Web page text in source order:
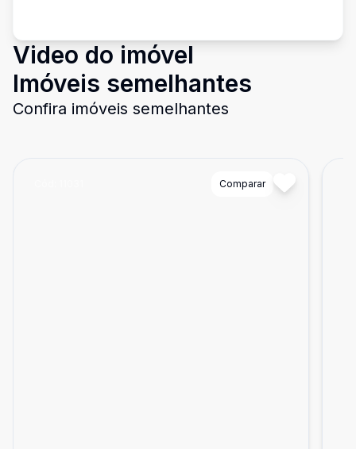
Video do imóvel
Imóveis semelhantes
Confira imóveis semelhantes
Comparar